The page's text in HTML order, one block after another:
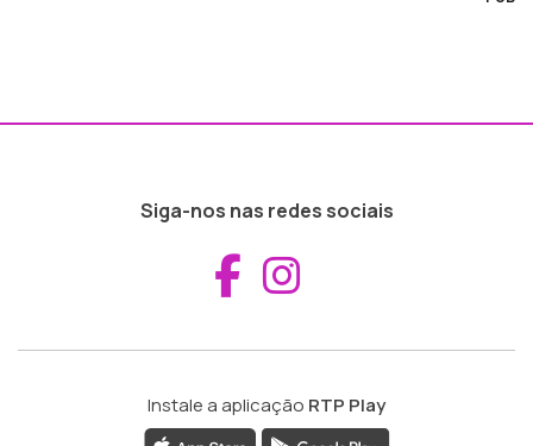
Siga-nos nas redes sociais
Aceder ao
Instale a aplicação RTP Play